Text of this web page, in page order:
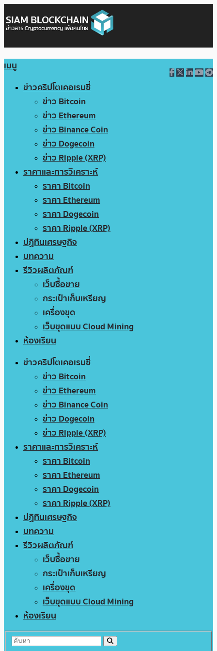
เมนู
ข่าวคริปโตเคอเรนซี่
ข่าว Bitcoin
ข่าว Ethereum
ข่าว Binance Coin
ข่าว Dogecoin
ข่าว Ripple (XRP)
ราคาและการวิเคราะห์
ราคา Bitcoin
ราคา Ethereum
ราคา Dogecoin
ราคา Ripple (XRP)
ปฏิทินเศรษฐกิจ
บทความ
รีวิวผลิตภัณฑ์
เว็บซื้อขาย
กระเป๋าเก็บเหรียญ
เครื่องขุด
เว็บขุดแบบ Cloud Mining
ห้องเรียน
ข่าวคริปโตเคอเรนซี่
ข่าว Bitcoin
ข่าว Ethereum
ข่าว Binance Coin
ข่าว Dogecoin
ข่าว Ripple (XRP)
ราคาและการวิเคราะห์
ราคา Bitcoin
ราคา Ethereum
ราคา Dogecoin
ราคา Ripple (XRP)
ปฏิทินเศรษฐกิจ
บทความ
รีวิวผลิตภัณฑ์
เว็บซื้อขาย
กระเป๋าเก็บเหรียญ
เครื่องขุด
เว็บขุดแบบ Cloud Mining
ห้องเรียน